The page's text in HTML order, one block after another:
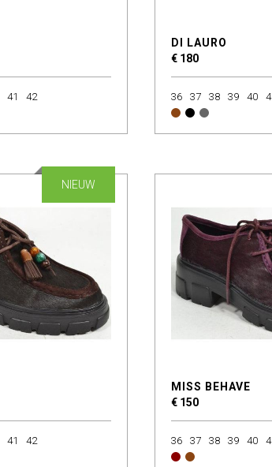
41 42
DI LAURO
€ 180
36 37 38 39 40
NIEUW
41 42
MISS BEHAVE
€ 150
36 37 38 39 40